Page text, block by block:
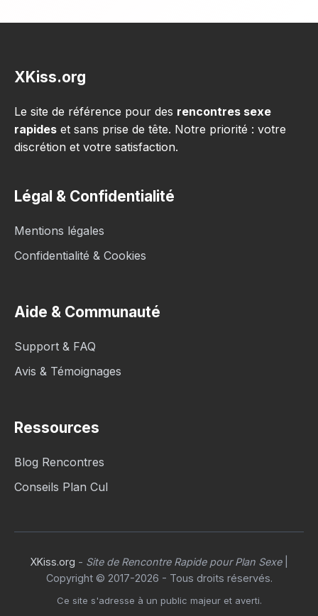
XKiss.org
Le site de référence pour des rencontres sexe
rapides et sans prise de tête. Notre priorité : votre
discrétion et votre satisfaction.
Légal & Confidentialité
Mentions légales
Confidentialité & Cookies
Aide & Communauté
Support & FAQ
Avis & Témoignages
Ressources
Blog Rencontres
Conseils Plan Cul
XKiss.org - Site de Rencontre Rapide pour Plan Sexe|
Copyright © 2017-2026 - Tous droits réservés.
Ce site s'adresse à un public majeur et averti.